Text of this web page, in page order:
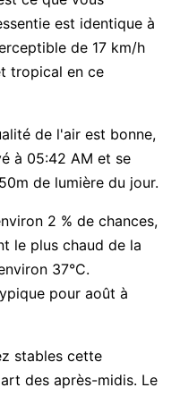
est identique à
de 17 km/h
tropical en ce
de l'air est bonne,
à 05:42 AM et se
de lumière du jour.
2 % de chances,
le plus chaud de la
37°C.
pour août à
stables cette
des après-midis. Le